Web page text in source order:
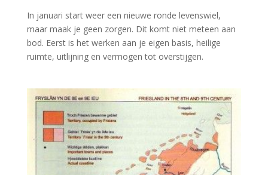
In januari start weer een nieuwe ronde levenswiel,
maar maak je geen zorgen. Dit komt niet meteen aan
bod. Eerst is het werken aan je eigen basis, heilige
ruimte, uitlijning en vermogen tot overstijgen.